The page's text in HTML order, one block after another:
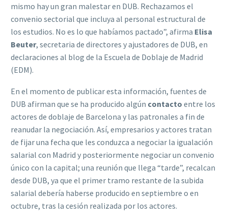
mismo hay un gran malestar en DUB. Rechazamos el
convenio sectorial que incluya al personal estructural de
los estudios. No es lo que habíamos pactado”, afirma Elisa
Beuter, secretaria de directores y ajustadores de DUB, en
declaraciones al blog de la Escuela de Doblaje de Madrid
(EDM).
En el momento de publicar esta información, fuentes de
DUB afirman que se ha producido algún contacto entre los
actores de doblaje de Barcelona y las patronales a fin de
reanudar la negociación. Así, empresarios y actores tratan
de fijar una fecha que les conduzca a negociar la igualación
salarial con Madrid y posteriormente negociar un convenio
único con la capital; una reunión que llega “tarde”, recalcan
desde DUB, ya que el primer tramo restante de la subida
salarial debería haberse producido en septiembre o en
octubre, tras la cesión realizada por los actores.